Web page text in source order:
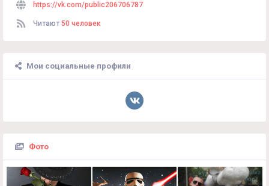
https://vk.com/public206706787
Читают 50 человек
Мои социальные профили
Фото